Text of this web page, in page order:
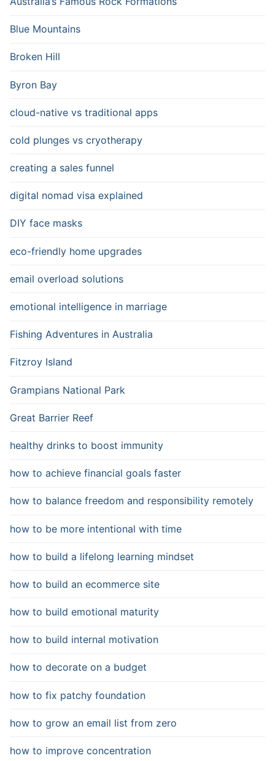
Blue Mountains
Broken Hill
Byron Bay
cloud-native vs traditional apps
cold plunges vs cryotherapy
creating a sales funnel
digital nomad visa explained
DIY face masks
eco-friendly home upgrades
email overload solutions
emotional intelligence in marriage
Fishing Adventures in Australia
Fitzroy Island
Grampians National Park
Great Barrier Reef
healthy drinks to boost immunity
how to achieve financial goals faster
how to balance freedom and responsibility remotely
how to be more intentional with time
how to build a lifelong learning mindset
how to build an ecommerce site
how to build emotional maturity
how to build internal motivation
how to decorate on a budget
how to fix patchy foundation
how to grow an email list from zero
how to improve concentration